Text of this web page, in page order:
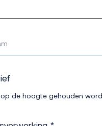
op de hoogte gehouden